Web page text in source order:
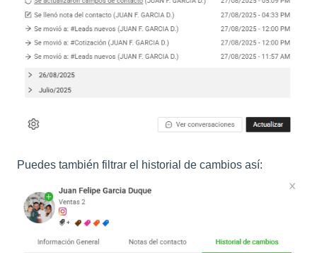
Puedes también filtrar el historial de cambios así: